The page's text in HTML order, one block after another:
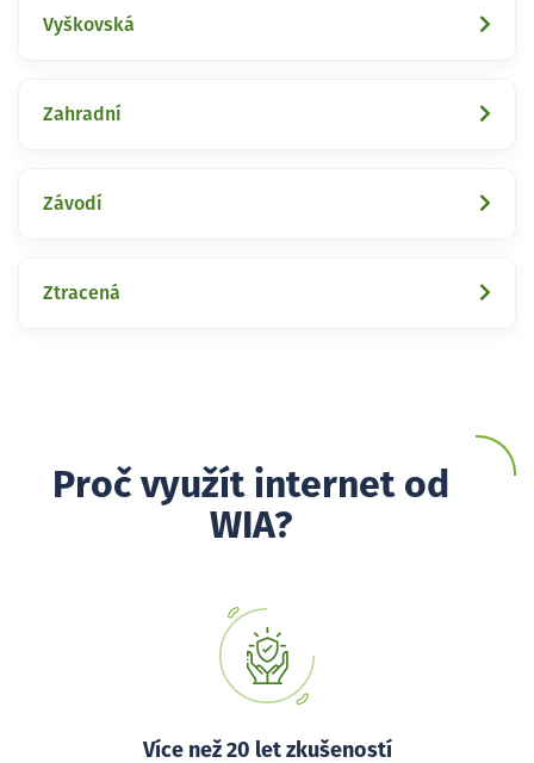
Vyškovská
Zahradní
Závodí
Ztracená
Proč využít internet od
WIA?
Více než 20 let zkušeností